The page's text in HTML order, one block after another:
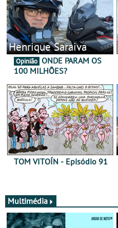
Henrique Saraiva
Opinião
100 MILHÕES?
TOM VITOÍN - Episódio 91
Multimédia